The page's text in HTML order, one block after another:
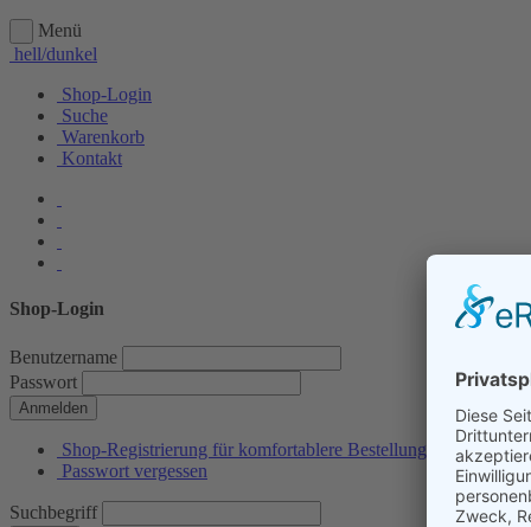
Menü
hell/dunkel
Shop-Login
Suche
Warenkorb
Kontakt
Shop-Login
Benutzername
Passwort
Anmelden
Shop-Registrierung für komfortablere Bestellungen
Passwort vergessen
Suchbegriff